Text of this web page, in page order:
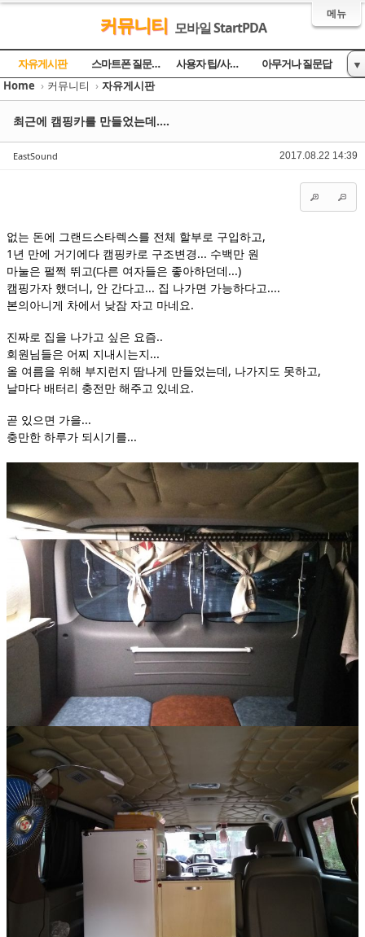
메뉴
커뮤니티 모바일 StartPDA
자유게시판 스마트폰 질문과 답 사용자 팁/사용기
아무거나 질문답
토론의 장
▼
Home › 커뮤니티 › 자유게시판
2017.08.22 14:39
최근에 캠핑카를 만들었는데....
EastSound
없는 돈에 그랜드스타렉스를 전체 할부로 구입하고,
1년 만에 거기에다 캠핑카로 구조변경... 수백만 원
마눌은 펄쩍 뛰고(다른 여자들은 좋아하던데...)
캠핑가자 했더니, 안 간다고... 집 나가면 가능하다고....
본의아니게 차에서 낮잠 자고 마네요.
진짜로 집을 나가고 싶은 요즘..
회원님들은 어찌 지내시는지...
올 여름을 위해 부지런지 땀나게 만들었는데, 나가지도 못하고,
날마다 배터리 충전만 해주고 있네요.
곧 있으면 가을...
충만한 하루가 되시기를...
Sketchbook5, 스케치북5
Sketchbook5, 스케치북5
Sketchbook5, 스케치북5
Sketchbook5, 스케치북5